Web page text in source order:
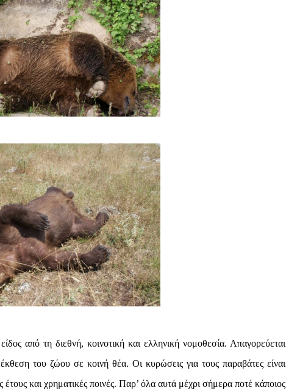
από τη διεθνή, κοινοτική και ελληνική νομοθεσία. Απαγορεύεται
του ζώου σε κοινή θέα. Οι κυρώσεις για τους παραβάτες είναι
και χρηματικές ποινές. Παρ’ όλα αυτά μέχρι σήμερα ποτέ κάποιος